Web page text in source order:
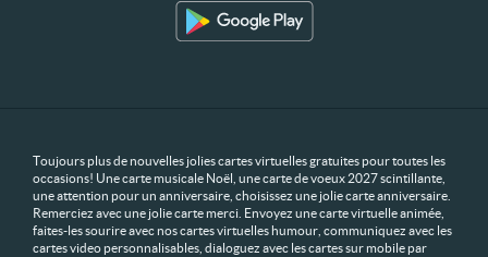
Toujours plus de nouvelles jolies cartes virtuelles gratuites pour toutes les
occasions! Une carte musicale Noël, une carte de voeux 2027 scintillante,
une attention pour un anniversaire, choisissez une jolie carte anniversaire.
Remerciez avec une jolie carte merci. Envoyez une carte virtuelle animée,
faites-les sourire avec nos cartes virtuelles humour, communiquez avec les
cartes video personnalisables, dialoguez avec les cartes sur mobile par